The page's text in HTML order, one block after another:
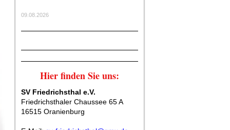
09.08.2026
Hier finden Sie uns:
SV Friedrichsthal e.V.
Friedrichsthaler Chaussee 65 A
16515 Oranienburg